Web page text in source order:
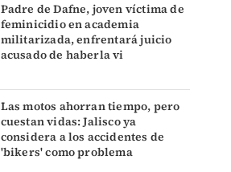
Padre de Dafne, joven víctima de
feminicidio en academia
militarizada, enfrentará juicio
acusado de haberla vi
Las motos ahorran tiempo, pero
cuestan vidas: Jalisco ya
considera a los accidentes de
'bikers' como problema